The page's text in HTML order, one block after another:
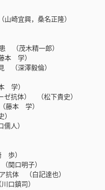
崎宜興，桑名正隆）
（茂木精一郎）
学）
（深澤毅倫）
学）
抗体） （松下貴史）
藤本 学）
人）
歩）
口明子）
体 （白記達也）
鎮司）